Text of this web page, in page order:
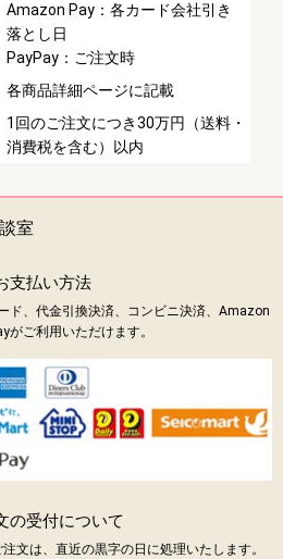
Amazon Pay：各カード会社引き
落とし日
PayPay：ご注文時
各商品詳細ページに記載
1回のご注文につき30万円（送料・
消費税を含む）以内
室
支払い方法
ド、代金引換決済、コンビニ決済、Amazon
がご利用いただけます。
の受付について
文は、直近の黒字の日に処理いたします。